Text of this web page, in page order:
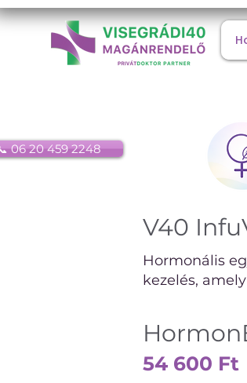
06 20 459 2248
V40
Hormonális
kezelés,
54 600 Ft